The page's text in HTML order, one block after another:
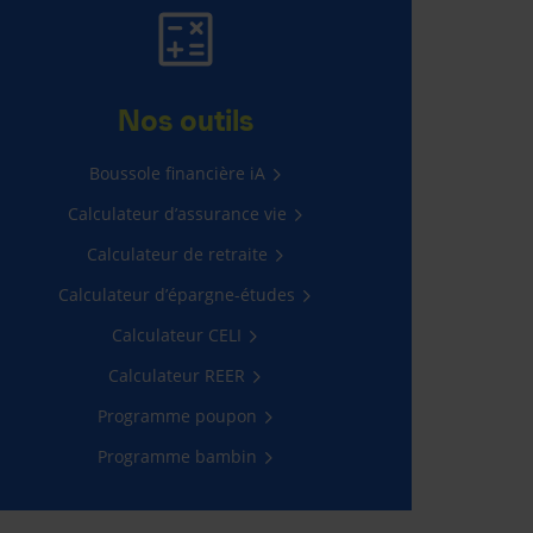
assurance maladie grave
pour votre bambin âgé
2 à 5 ans avec, en prime, un
cadeau!
savoir plus
Nos outils
Boussole financière iA
Calculateur d’assurance vie
Calculateur de retraite
Calculateur d’épargne-études
Calculateur CELI
Calculateur REER
Programme poupon
Programme bambin